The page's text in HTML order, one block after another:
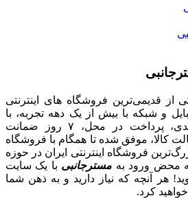
از قدیمی‌ترین فروشگاه های اینترنتی
و شبکه با بیش از یک دهه تجربه، با
پایبندی به سه اصل کلیدی، پرداخت در محل، ۷ روز ضمانت
کالا، موفق شده تا همگام با فروشگاه‌
فروشگاه اینترنتی ایران در حوزه
محض ورود به مسترجانبی با یک سایت
هر آنچه که نیاز دارید و به ذهن شما
کرد.